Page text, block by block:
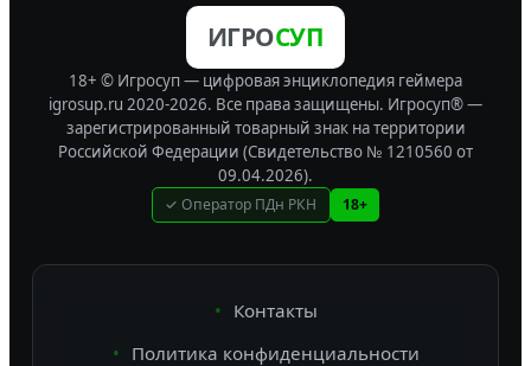
ИГРОСУП
18+ © Игросуп — цифровая энциклопедия геймера
igrosup.ru 2020-2026. Все права защищены. Игросуп® —
зарегистрированный товарный знак на территории
Российской Федерации (Свидетельство № 1210560 от
09.04.2026).
✓ Оператор ПДн РКН 18+
Контакты
Политика конфиденциальности